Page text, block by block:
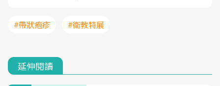
#帶狀疱疹 #衛教特展
延伸閱讀